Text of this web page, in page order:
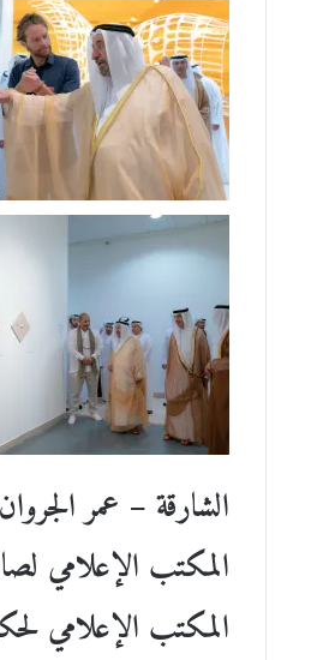
الشارقة – عمر الجروان
المكتب الإعلامي
المكتب الإعلامي